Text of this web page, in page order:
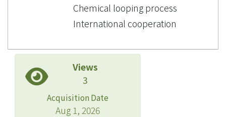
Chemical looping process
International cooperation
Views
3
Acquisition Date
Aug 1, 2026